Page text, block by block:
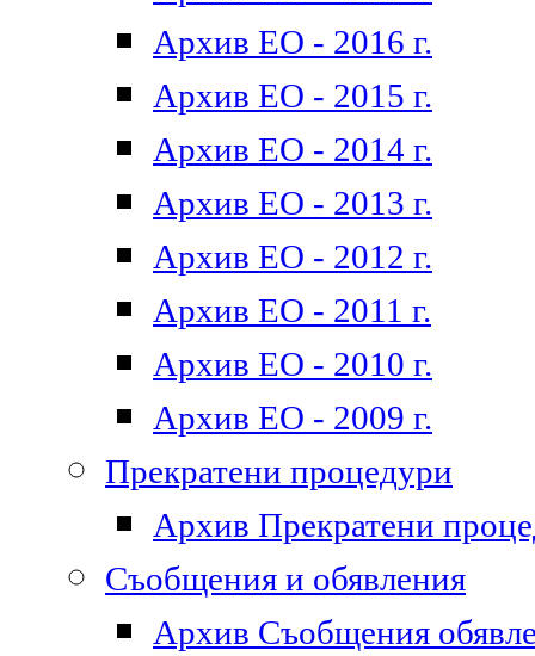
Архив ЕО - 2016 г.
Архив ЕО - 2015 г.
Архив ЕО - 2014 г.
Архив ЕО - 2013 г.
Архив ЕО - 2012 г.
Архив ЕО - 2011 г.
Архив ЕО - 2010 г.
Архив ЕО - 2009 г.
Прекратени процедури
Архив Прекратени
Съобщения и обявления
Архив Съобщения